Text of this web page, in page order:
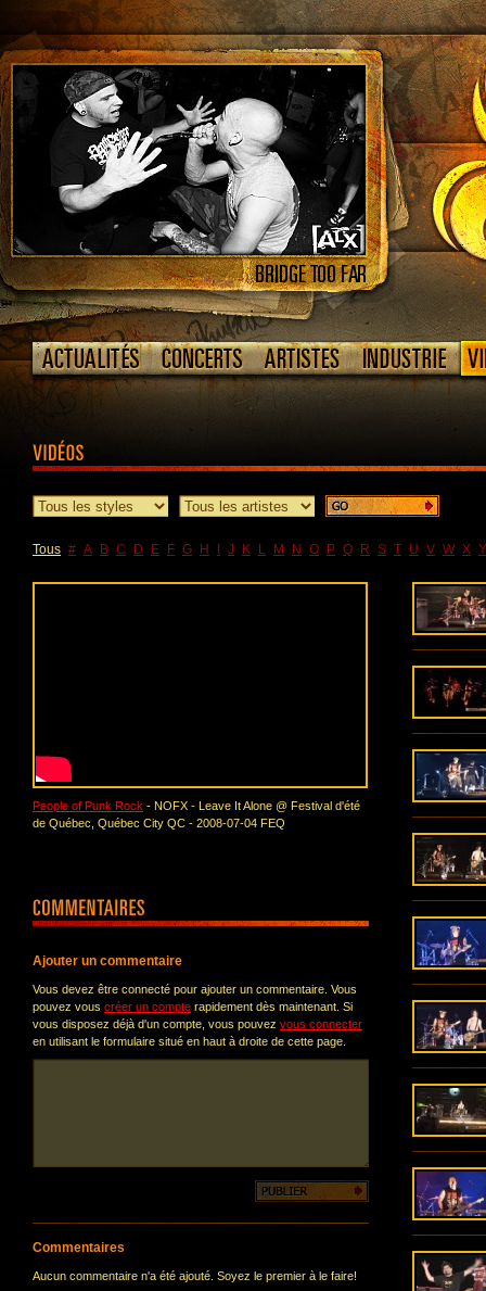
Tous # A B C D E F G H J K L M N O P Q R S T U V W X Y
People of Punk Rock - NOFX - Leave It Alone @ Festival d'été
de Québec, Québec City QC - 2008-07-04 FEQ
Ajouter un commentaire
Vous devez être connecté pour ajouter un commentaire. Vous
pouvez vous créer un compte rapidement dès maintenant. Si
vous disposez déjà d'un compte, vous pouvez vous connecter
en utilisant le formulaire situé en haut à droite de cette page.
Commentaires
Aucun commentaire n'a été ajouté. Soyez le premier à le faire!